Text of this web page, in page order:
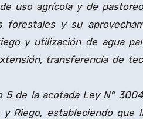
uso agrícola y de
forestales y su
y utilización de agua
transferencia de
5 de la acotada Ley N°
Riego, estableciendo que